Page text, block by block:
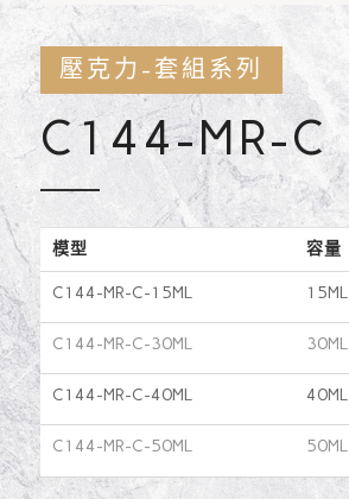
壓克力-套組系列
C144-MR-C
模型 容量
C144-MR-C-15ML 15ML
C144-MR-C-30ML 30ML
C144-MR-C-40ML 40ML
C144-MR-C-50ML 50ML